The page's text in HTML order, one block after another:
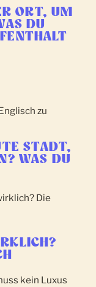
ORT, UM
DU
STADT,
WAS DU
kein Luxus